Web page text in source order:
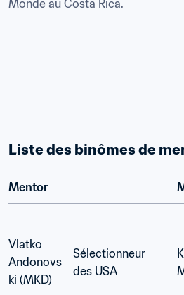
Monde au Costa Rica.
Liste des binômes de
Mentor
Vlatko
Andonovs
ki (MKD)
Sélectionneur
des USA